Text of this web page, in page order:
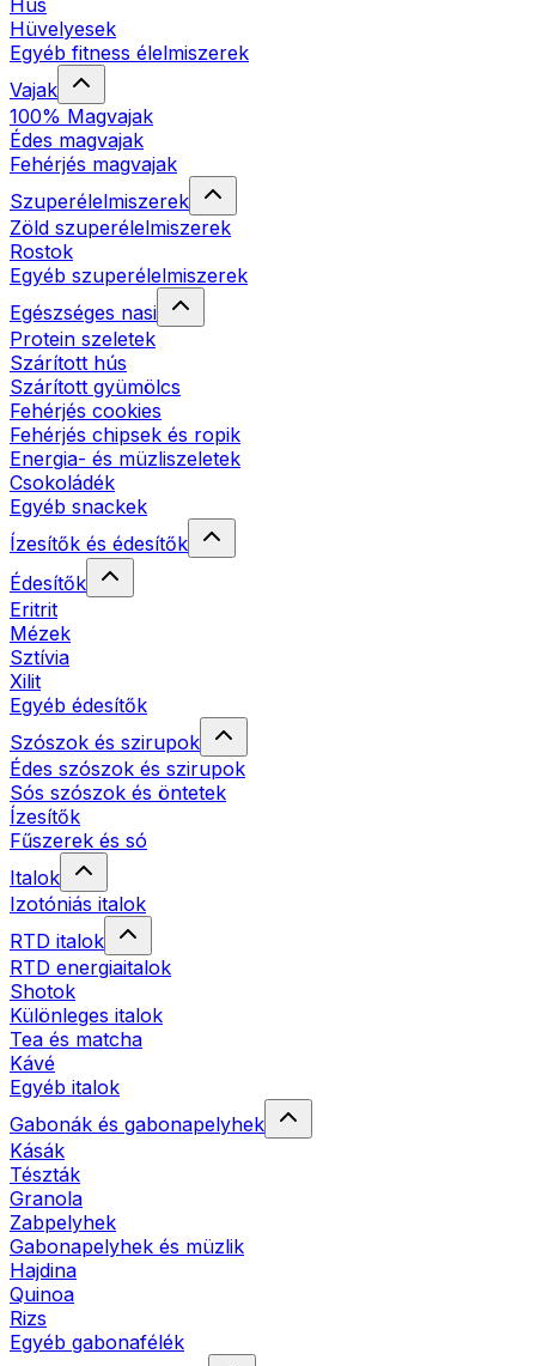
Hús
Hüvelyesek
Egyéb fitness élelmiszerek
Vajak
100% Magvajak
Édes magvajak
Fehérjés magvajak
Szuperélelmiszerek
Zöld szuperélelmiszerek
Rostok
Egyéb szuperélelmiszerek
Egészséges nasi
Protein szeletek
Szárított hús
Szárított gyümölcs
Fehérjés cookies
Fehérjés chipsek és ropik
Energia- és müzliszeletek
Csokoládék
Egyéb snackek
Ízesítők és édesítők
Édesítők
Eritrit
Mézek
Sztívia
Xilit
Egyéb édesítők
Szószok és szirupok
Édes szószok és szirupok
Sós szószok és öntetek
Ízesítők
Fűszerek és só
Italok
Izotóniás italok
RTD italok
RTD energiaitalok
Shotok
Különleges italok
Tea és matcha
Kávé
Egyéb italok
Gabonák és gabonapelyhek
Kásák
Tészták
Granola
Zabpelyhek
Gabonapelyhek és müzlik
Hajdina
Quinoa
Rizs
Egyéb gabonafélék